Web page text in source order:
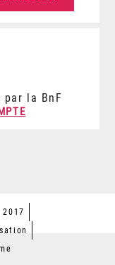
la BnF